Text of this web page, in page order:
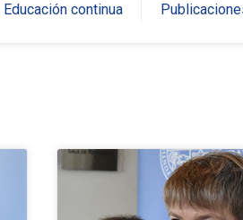
Educación continua